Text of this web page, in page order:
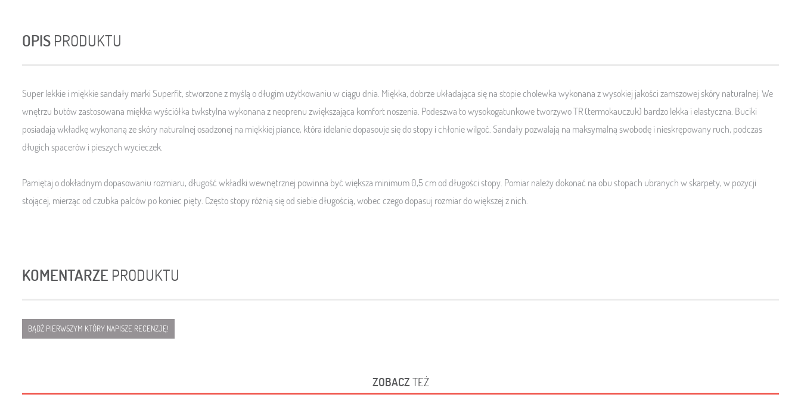
OPIS PRODUKTU
Super lekkie i miękkie sandały marki Superfit, stworzone z myślą o długim użytkowaniu w ciągu dnia . Miękka, dobrze układająca się na stopie cholewka wykonana z wysokiej jakości zamszowej skóry naturalnej. We
wnętrzu butów zastosowana miękka wyściółka twkstylna wykonana z neoprenu zwiększająca komfort noszenia. Podeszwa to wysokogatunkowe tworzywo TR(termokauczuk) bardzolekka i elastyczna . Buciki
posiadają wkładkę wykonaną ze skóry naturalnej osadzonej na miękkiej piance, która idelanie dopasouje się do stopy ichłonie wilgoć. Sandały pozwalają na maksymalną swobodę i nieskrępowany ruch, podczas
długich spacerów i pieszych wycieczek.
Pamiętaj o dokładnym dopasowaniu rozmiaru, długość wkładki wewnętrznej powinna być większa minimum 0,5 cm od długości stopy. Pomiar należy dokonać na obu stopach ubranych w skarpety, w pozycji
stojącej, mierząc od czubka palców po koniec pięty. Często stopy różnią się od siebie długością, wobec czego dopasuj rozmiar do większej z nich.
KOMENTARZE PRODUKTU
BĄDŹ PIERWSZYM KTÓRY NAPISZE RECENZJĘ!
ZOBACZTEŻ